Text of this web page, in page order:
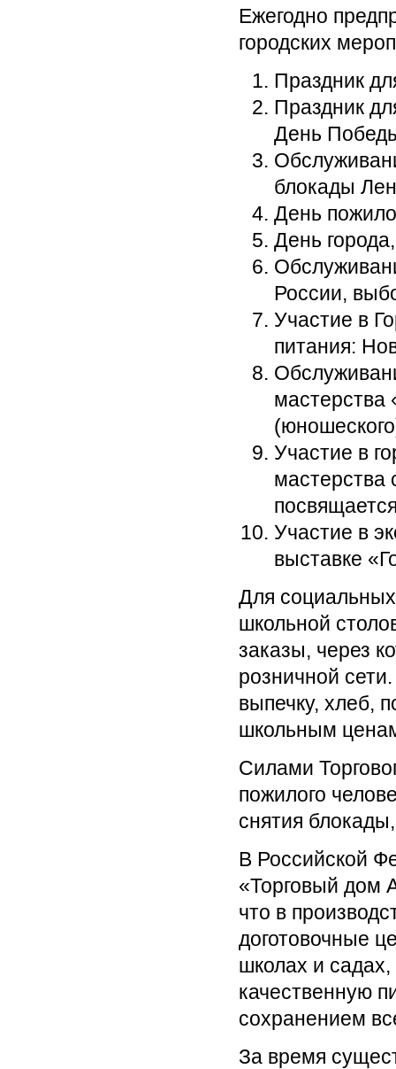
Ежегодно
городских
Праздник
Праздник
День
блокады
День
День
России,
Участие в
питания:
мастерства
Участие в
мастерства
Участие в
выставке
Для
школьной
заказы, через
розничной
выпечку, хлеб,
школьным
Силами
пожилого
снятия
В Российской
«Торговый дом
что в
доготовочные
школах и садах,
качественную
сохранением
За время